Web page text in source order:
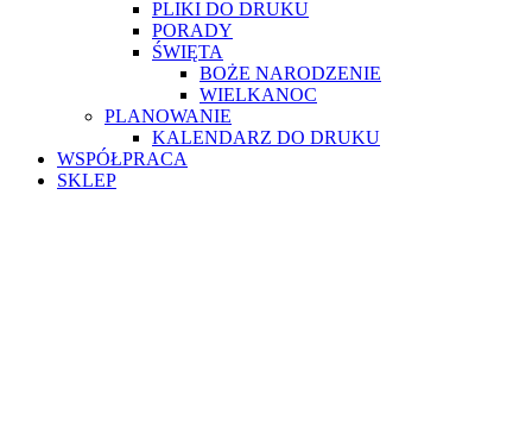
PLIKI DO DRUKU
PORADY
ŚWIĘTA
BOŻE NARODZENIE
WIELKANOC
PLANOWANIE
KALENDARZ DO DRUKU
WSPÓŁPRACA
SKLEP